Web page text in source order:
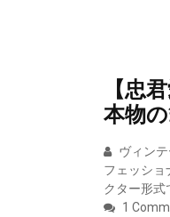
【忠
本物
ヴィン
フェッショ
クター形式
1